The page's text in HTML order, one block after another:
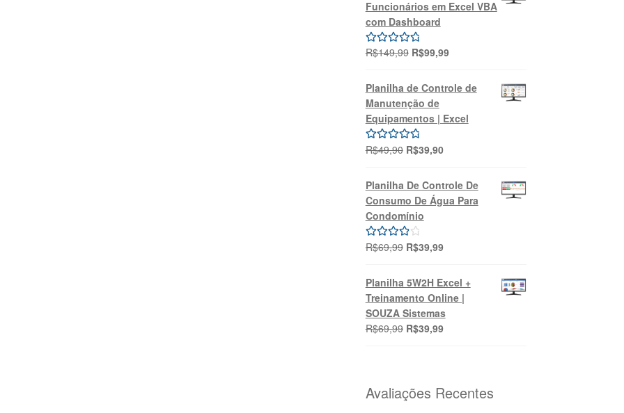
R$69,99.R$39,99.
Funcionários em Excel VBA
com Dashboard
Avaliação
R$149,99 O
original
era:
R$149,99.
R$99,99O
atual
é:
R$99,99.
Planilha de Controle de
Manutenção de
Equipamentos | Excel
Avaliação
R$49,90 O
original
era:
R$49,90.
R$39,90O
atual
é:
R$39,90.
Planilha De Controle De
Consumo De Água Para
Condomínio
Avaliação
R$69,99 O
original
era:
R$69,99.
R$39,99O
atual
é:
R$39,99.
Planilha 5W2H Excel +
Treinamento Online |
SOUZA Sistemas
R$69,99 O
R$69,99.
R$39,99O
R$39,99.
Avaliações Recentes